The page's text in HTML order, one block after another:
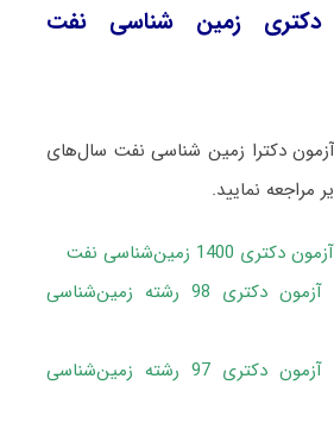
دکتری زمین شناسی نفت
دکترا زمین شناسی نفت سال‌های
مراجعه نمایید.
1400 زمین‌شناسی نفت
دانلود سؤالات آزمون دکتری 98 رشته زمین‌شناسی
دانلود سؤالات آزمون دکتری 97 رشته زمین‌شناسی